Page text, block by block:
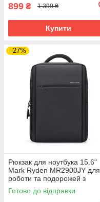
899 ₴ 1 399 ₴
Купити
–27%
Рюкзак для ноутбука 15.6"
Mark Ryden MR2900JY для
роботи та подорожей з
захистом від води (Чорний)
Готово до відправки